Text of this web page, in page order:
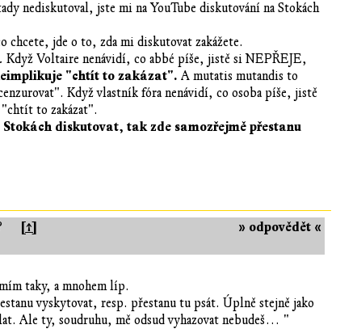
nediskutoval, jste mi na YouTube diskutování na Stokách
chcete, jde o to, zda mi diskutovat zakážete.
Když Voltaire nenávidí, co abbé píše, jistě si NEPŘEJE,
"chtít to zakázat". A mutatis mutandis to
Když vlastník fóra nenávidí, co osoba píše, jistě
to zakázat".
diskutovat, tak zde samozřejmě přestanu
» odpovědět «
[↑]
taky, a mnohem líp.
vyskytovat, resp. přestanu tu psát. Úplně stejně jako
Ale ty, soudruhu, mě odsud vyhazovat nebudeš… "